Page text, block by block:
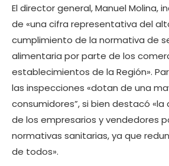
El director general, Manuel Molina,
de «una cifra representativa del
cumplimiento de la normativa de
alimentaria por parte de los
establecimientos de la Región».
las inspecciones «dotan de una
consumidores”, si bien destacó
de los empresarios y vendedores
normativas sanitarias, ya que
de todos».